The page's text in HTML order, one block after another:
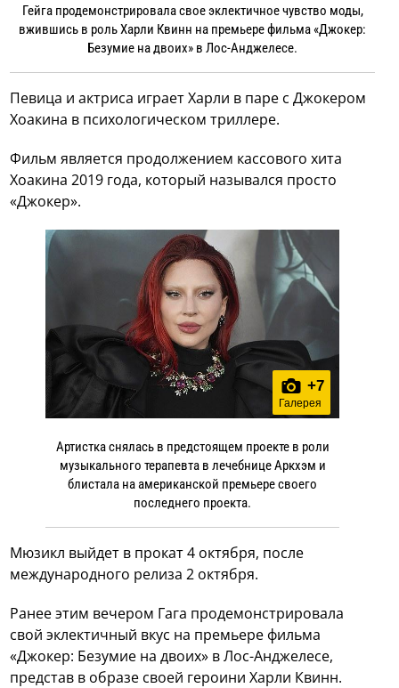
Гейга продемонстрировала свое эклектичное чувство моды,
вжившись в роль Харли Квинн на премьере фильма «Джокер:
Безумие на двоих» в Лос-Анджелесе.
Певица и актриса играет Харли в паре с Джокером
Хоакина в психологическом триллере.
Фильм является продолжением кассового хита
Хоакина 2019 года, который назывался просто
«Джокер».
+7
Галерея
Артистка снялась в предстоящем проекте в роли
музыкального терапевта в лечебнице Аркхэм и
блистала на американской премьере своего
последнего проекта.
Мюзикл выйдет в прокат 4 октября, после
международного релиза 2 октября.
Ранее этим вечером Гага продемонстрировала
свой эклектичный вкус на премьере фильма
«Джокер: Безумие на двоих» в Лос-Анджелесе,
представ в образе своей героини Харли Квинн.